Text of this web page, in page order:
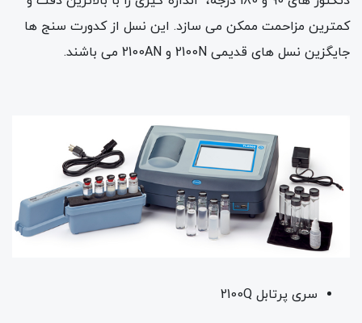
کمترین مزاحمت ممکن می سازد. این نسل از کدورت سنج ها
جایگزین نسل های قدیمی 2100N و 2100AN می باشند.
سری پرتابل 2100Q